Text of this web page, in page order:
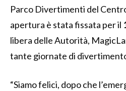
Parco Divertimenti del
apertura è stata fissata per il
libera delle Autorità,
tante giornate di
“Siamo felici, dopo che